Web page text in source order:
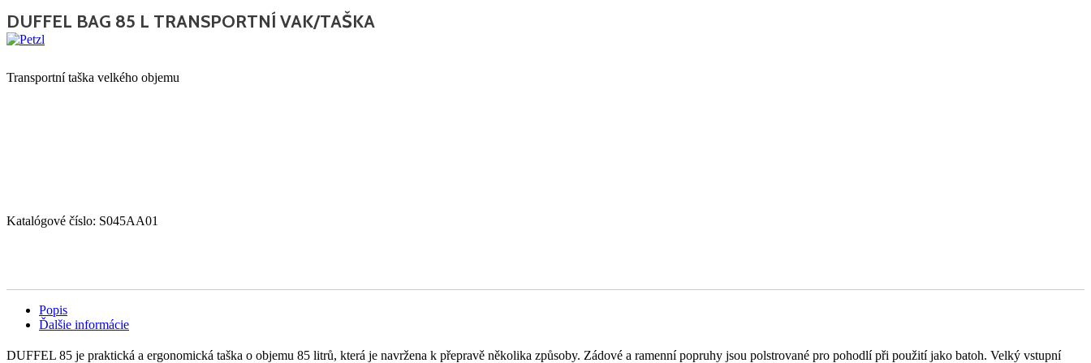
DUFFEL BAG 85 L TRANSPORTNÍ VAK/TAŠKA
Transportní taška velkého objemu
Katalógové číslo: S045AA01
Popis
Ďalšie informácie
DUFFEL 85 je praktická a ergonomická taška o objemu 85 litrů, která je navržena k přepravě několika způsoby. Zádové a ramenní popruhy jsou polstrované pro pohodlí při použití jako batoh. Velký vstupní